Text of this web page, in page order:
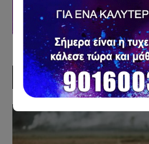
ΠΡΟΣΦΑΤΑ ΑΡΘΡΑ